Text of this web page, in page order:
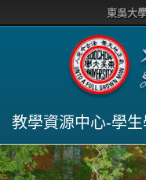
東吳大
教學資源中心-學